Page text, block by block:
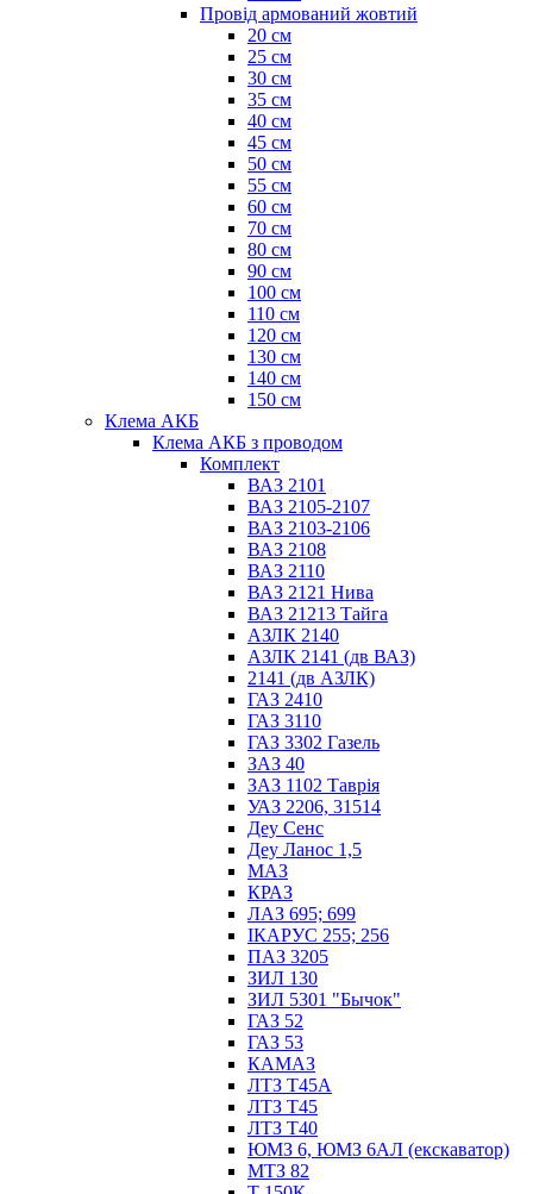
Провід армований жовтий
20 см
25 см
30 см
35 см
40 см
45 см
50 см
55 см
60 см
70 см
80 см
90 см
100 см
110 см
120 см
130 см
140 см
150 см
Клема АКБ
Клема АКБ з проводом
Комплект
ВАЗ 2101
ВАЗ 2105-2107
ВАЗ 2103-2106
ВАЗ 2108
ВАЗ 2110
ВАЗ 2121 Нива
ВАЗ 21213 Тайга
АЗЛК 2140
АЗЛК 2141 (дв ВАЗ)
2141 (дв АЗЛК)
ГАЗ 2410
ГАЗ 3110
ГАЗ 3302 Газель
ЗАЗ 40
ЗАЗ 1102 Таврія
УАЗ 2206, 31514
Деу Сенс
Деу Ланос 1,5
МАЗ
КРАЗ
ЛАЗ 695; 699
ІКАРУС 255; 256
ПАЗ 3205
ЗИЛ 130
ЗИЛ 5301 "Бычок"
ГАЗ 52
ГАЗ 53
КАМАЗ
ЛТЗ Т45А
ЛТЗ Т45
ЛТЗ Т40
ЮМЗ 6, ЮМЗ 6АЛ (екскаватор)
МТЗ 82